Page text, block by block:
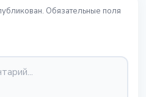
Обязательные поля